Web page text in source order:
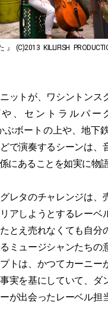
KILLIFISH
ットが、ワシントンス
、セントラルパー
ぶボートの上や、地下
で演奏するシーンは、
にあることを如実に物語
レタのチャレンジは、
アしようとするレーベ
とえ売れなくても自分
ミュージシャンたちの
トは、かつてカーニー
実を基にしていて、ダ
が出会ったレーベル担